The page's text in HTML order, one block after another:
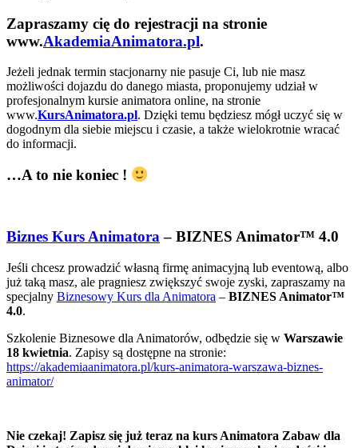
Zapraszamy cię do rejestracji na stronie
www.AkademiaAnimatora.pl.
Jeżeli jednak termin stacjonarny nie pasuje Ci, lub nie masz
możliwości dojazdu do danego miasta, proponujemy udział w
profesjonalnym kursie animatora online, na stronie
www.KursAnimatora.pl. Dzięki temu będziesz mógł uczyć się w
dogodnym dla siebie miejscu i czasie, a także wielokrotnie wracać
do informacji.
…A to nie koniec !
Biznes Kurs Animatora– BIZNES Animator™ 4.0
Jeśli chcesz prowadzić własną firmę animacyjną lub eventową, albo
już taką masz, ale pragniesz zwiększyć swoje zyski, zapraszamy na
specjalny Biznesowy Kurs dla Animatora – BIZNES Animator™
4.0.
Szkolenie Biznesowe dla Animatorów, odbędzie się w Warszawie
18 kwietnia. Zapisy są dostępne na stronie:
https://akademiaanimatora.pl/kurs-animatora-warszawa-biznes-
animator/
Nie czekaj! Zapisz się już teraz na kurs Animatora Zabaw dla